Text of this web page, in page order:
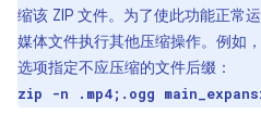
缩该 ZIP 文件。为了使此功能正常
媒体文件执行其他压缩操作。例如
选项指定不应压缩的文件后缀：
zip -n .mp4;.ogg